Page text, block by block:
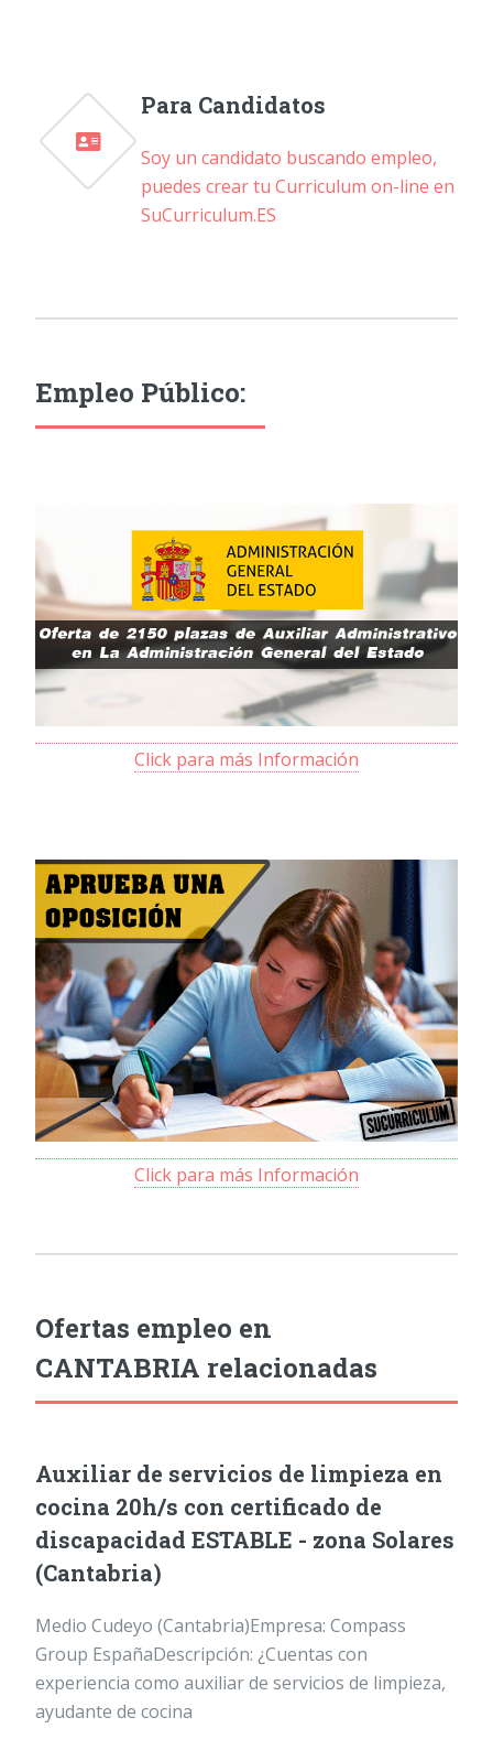
Para Candidatos
Soy un candidato buscando empleo,
puedes crear tu Curriculum on-line en
SuCurriculum.ES
Empleo Público:
Click para más Información
Click para más Información
Ofertas empleo en
CANTABRIA relacionadas
Auxiliar de servicios de limpieza en
cocina 20h/s con certificado de
discapacidad ESTABLE - zona Solares
(Cantabria)
Medio Cudeyo (Cantabria)Empresa: Compass
Group EspañaDescripción: ¿Cuentas con
experiencia como auxiliar de servicios de limpieza,
ayudante de cocina